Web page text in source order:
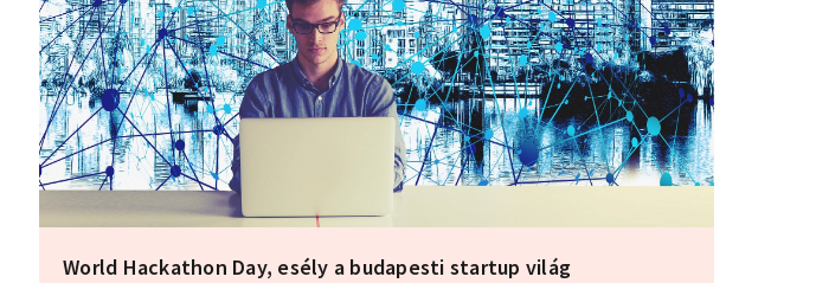
World Hackathon Day, esély a budapesti startup világ